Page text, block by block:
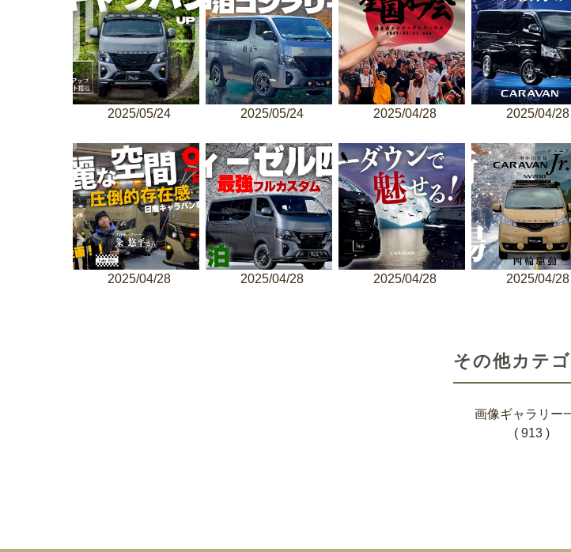
2025/05/24 2025/05/24 2025/04/28 2025/04/28
2025/04/28 2025/04/28 2025/04/28 2025/04/28
その他カテ
画像ギャラリー
( 913 )